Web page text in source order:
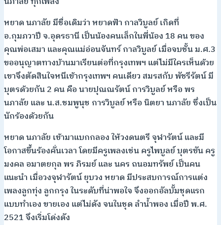
หยาด นภาลัย มีชื่อเดิมว่า หยาดฟ้า กาลวิบูลย์ เกิดที่
อ.กุมภวาปี จ.อุดรธานี เป็นน้องคนเล็กในพี่น้อง 18 คน ของ
คุณพ่อเสมา และคุณแม่อ่อนจันทร์ กาลวิบูลย์ เมื่อจบชั้น ม.ศ.3
ขออนุญาตทางบ้านมาเรียนต่อที่กรุงเทพฯ แต่ไม่มีใครเห็นด้วย
เขาจึงตัดสินใจหนีเข้ากรุงเทพฯ คนเดียว สมรสกับ พัชรีรัตน์ มี
บุตรด้วยกัน 2 คน คือ นายปุณณรัตน์ การวิบูลย์ หรือ พร
นภาลัย และ น.ส.ชมพูนุช การวิบูลย์ หรือ นิตยา นภาลัย ซึ่งเป็น
นักร้องด้วยกัน
หยาด นภาลัย เข้ามาแบกกลอง ให้วงดนตรี จุฬารัตน์ และมี
โอกาสขึ้นร้องคั่นเวลา โดยมีครูเพลงเช่น ครูไพบูลย์ บุตรขัน ครู
มงคล อมาตยกุล พร ภิรมย์ และ นคร ถนอมทรัพย์ เป็นคน
แนะนำ เมื่อวงจุฬารัตน์ ยุบวง หยาด มีประสบการณ์การแต่ง
เพลงลูกทุ่ง ลูกกรุง ในระดับที่น่าพอใจ จึงออกอัลบั้มชุดแรก
แบบทำเอง ขายเอง แต่ไม่ดัง จนในชุด ลำน้ำพอง เมื่อปี พ.ศ.
2521 จึงเริ่มโด่งดัง